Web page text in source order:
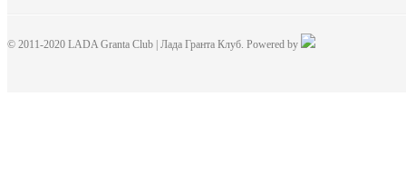
© 2011-2020 LADA Granta Club | Лада Гранта Клуб. Powered by